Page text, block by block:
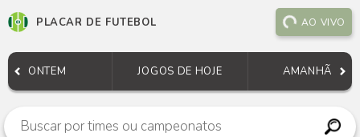
PLACAR DE FUTEBOL AO VIVO
ONTEM JOGOS DE HOJE AMANHÃ